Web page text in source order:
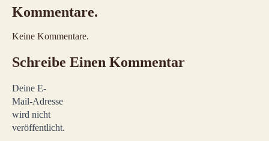
Kommentare.
Keine Kommentare.
Schreibe Einen Kommentar
Deine E-
Mail-Adresse
wird nicht
veröffentlicht.